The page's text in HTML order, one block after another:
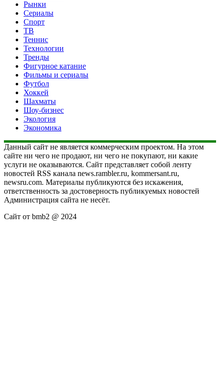
Рынки
Сериалы
Спорт
ТВ
Теннис
Технологии
Тренды
Фигурное катание
Фильмы и сериалы
Футбол
Хоккей
Шахматы
Шоу-бизнес
Экология
Экономика
Данный сайт не является коммерческим проектом. На этом
сайте ни чего не продают, ни чего не покупают, ни какие
услуги не оказываются. Сайт представляет собой ленту
новостей RSS канала news.rambler.ru, kommersant.ru,
newsru.com. Материалы публикуются без искажения,
ответственность за достоверность публикуемых новостей
Администрация сайта не несёт.
Сайт от bmb2 @ 2024